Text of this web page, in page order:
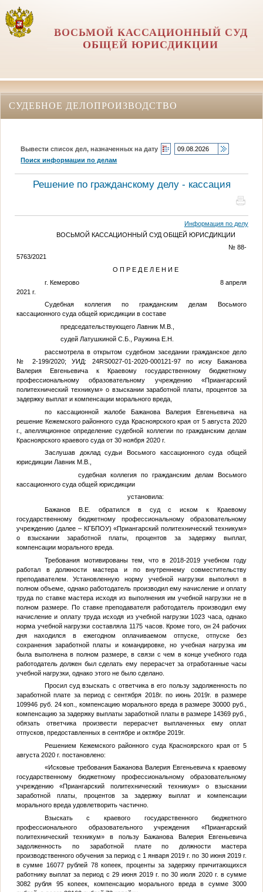
ВОСЬМОЙ КАССАЦИОННЫЙ СУД
ОБЩЕЙ ЮРИСДИКЦИИ
СУДЕБНОЕ ДЕЛОПРОИЗВОДСТВО
Вывести список дел, назначенных на дату
Поиск информации по делам
Решение по гражданскому делу - кассация
Информация по делу
ВОСЬМОЙ КАССАЦИОННЫЙ СУД ОБЩЕЙ ЮРИСДИКЦИИ
№ 88-
5763/2021
О П Р Е Д Е Л Е Н И Е
г. Кемерово 8 апреля
2021 г.
Судебная коллегия по гражданским делам Восьмого
кассационного суда общей юрисдикции в составе
председательствующего Лавник М.В.,
судей Латушкиной С.Б., Раужина Е.Н.
рассмотрела в открытом судебном заседании гражданское дело
№ 2-199/2020; УИД: 24RS0027-01-2020-000121-97 по иску Бажанова
Валерия Евгеньевича к Краевому государственному бюджетному
профессиональному образовательному учреждению «Приангарский
политехнический техникум» о взыскании заработной платы, процентов за
задержку выплат и компенсации морального вреда,
по кассационной жалобе Бажанова Валерия Евгеньевича на
решение Кежемского районного суда Красноярского края от 5 августа 2020
г., апелляционное определение судебной коллегии по гражданским делам
Красноярского краевого суда от 30 ноября 2020 г.
Заслушав доклад судьи Восьмого кассационного суда общей
юрисдикции Лавник М.В.,
судебная коллегия по гражданским делам Восьмого
кассационного суда общей юрисдикции
установила:
Бажанов В.Е. обратился в суд с иском к Краевому
государственному бюджетному профессиональному образовательному
учреждению (далее – КГБПОУ) «Приангарский политехнический техникум»
о взыскании заработной платы, процентов за задержку выплат,
компенсации морального вреда.
Требования мотивированы тем, что в 2018-2019 учебном году
работал в должности мастера и по внутреннему совместительству
преподавателем. Установленную норму учебной нагрузки выполнял в
полном объеме, однако работодатель производил ему начисление и оплату
труда по ставке мастера исходя из выполнения им учебной нагрузки не в
полном размере. По ставке преподавателя работодатель производил ему
начисление и оплату труда исходя из учебной нагрузки 1023 часа, однако
норма учебной нагрузки составляла 1175 часов. Кроме того, он 24 рабочих
дня находился в ежегодном оплачиваемом отпуске, отпуске без
сохранения заработной платы и командировке, но учебная нагрузка им
была выполнена в полном размере, в связи с чем в конце учебного года
работодатель должен был сделать ему перерасчет за отработанные часы
учебной нагрузки, однако этого не было сделано.
Просил суд взыскать с ответчика в его пользу задолженность по
заработной плате за период с сентября 2018г. по июнь 2019г. в размере
109946 руб. 24 коп., компенсацию морального вреда в размере 30000 руб.,
компенсацию за задержку выплаты заработной платы в размере 14369 руб.,
обязать ответчика произвести перерасчет выплаченных ему оплат
отпусков, предоставленных в сентябре и октябре 2019г.
Решением Кежемского районного суда Красноярского края от 5
августа 2020 г. постановлено:
«Исковые требования Бажанова Валерия Евгеньевича к краевому
государственному бюджетному профессиональному образовательному
учреждению «Приангарский политехнический техникум» о взыскании
заработной платы, процентов за задержку выплат и компенсации
морального вреда удовлетворить частично.
Взыскать с краевого государственного бюджетного
профессионального образовательного учреждения «Приангарский
политехнический техникум» в пользу Бажанова Валерия Евгеньевича
задолженность по заработной плате по должности мастера
производственного обучения за период с 1 января 2019 г. по 30 июня 2019 г.
в сумме 16077 рублей 78 копеек, проценты за задержку причитающихся
работнику выплат за период с 29 июня 2019 г. по 30 июля 2020 г. в сумме
3082 рубля 95 копеек, компенсацию морального вреда в сумме 3000